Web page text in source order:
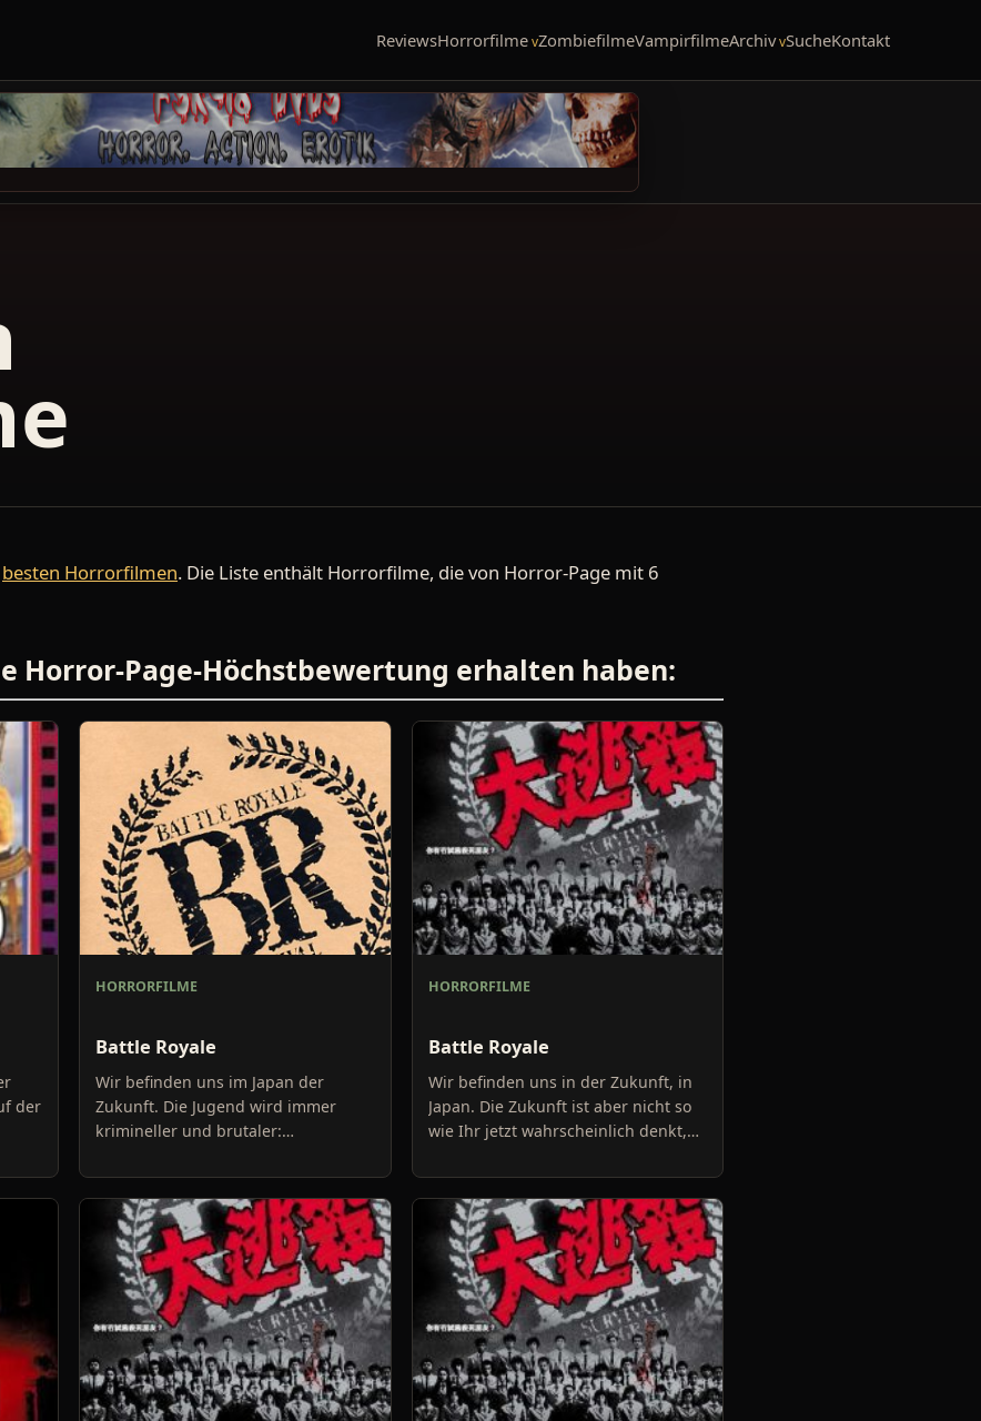
ReviewsHorrorfilme ZombiefilmeVampirfilmeArchiv SucheKontakt
besten Horrorfilmen. Die Liste enthält Horrorfilme, die von Horror-Page mit 6
Horror-Page-Höchstbewertung erhalten haben:
der
HORRORFILME
Battle Royale
Wir befinden uns im Japan der
Zukunft. Die Jugend wird immer
krimineller und brutaler:
Gewalt stehen auf der
Tagesordnung und
HORRORFILME
Battle Royale
Wir befinden uns in der Zukunft, in
Japan. Die Zukunft ist aber nicht so
wie Ihr jetzt wahrscheinlich denkt,
heutzutage, sie die